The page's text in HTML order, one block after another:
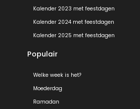
Kalender 2023 met feestdagen
Kalender 2024 met feestdagen
Kalender 2025 met feestdagen
Populair
Welke week is het?
Moederdag
Ramadan